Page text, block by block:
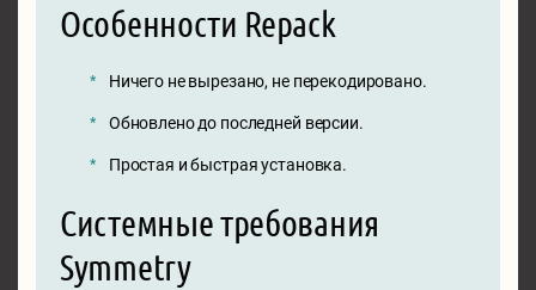
Особенности Repack
Ничего не вырезано, не перекодировано.
Обновлено до последней версии.
Простая и быстрая установка.
Системные требования
Symmetry